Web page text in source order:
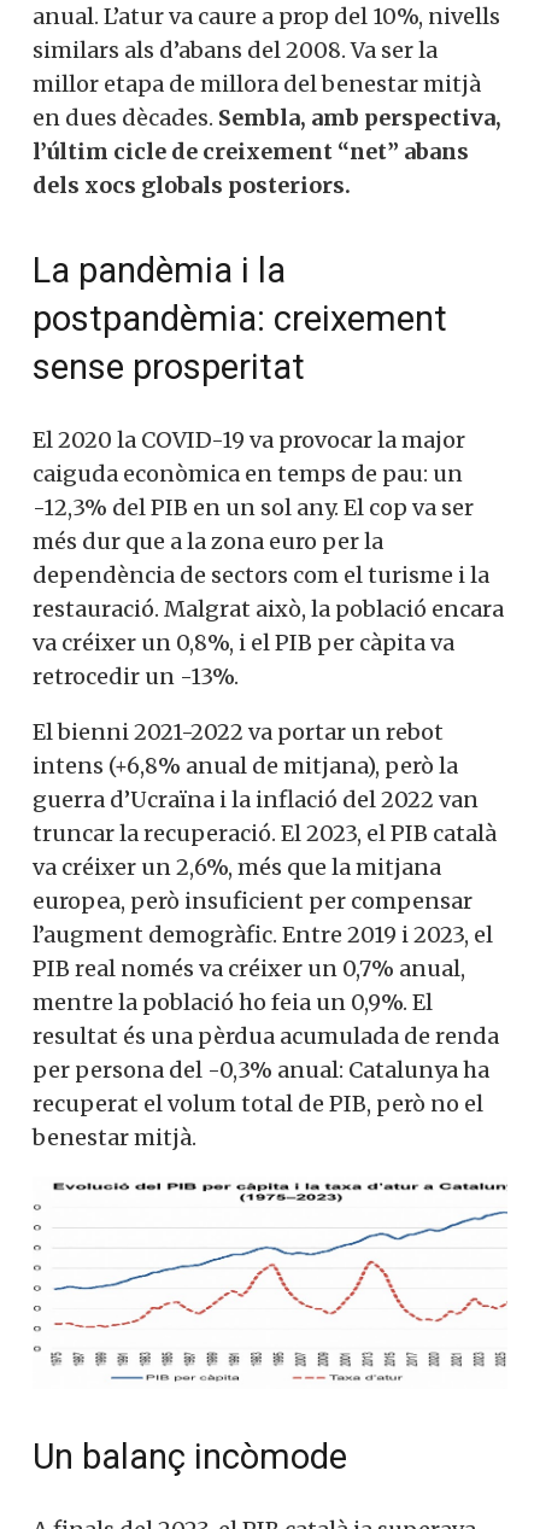
anual. L’atur va caure a prop del 10%, nivells
similars als d’abans del 2008. Va ser la
millor etapa de millora del benestar mitjà
en dues dècades. Sembla, amb perspectiva,
l’últim cicle de creixement “net” abans
dels xocs globals posteriors.
La pandèmia i la
postpandèmia: creixement
sense prosperitat
El 2020 la COVID-19 va provocar la major
caiguda econòmica en temps de pau: un
-12,3% del PIB en un sol any. El cop va ser
més dur que a la zona euro per la
dependència de sectors com el turisme i la
restauració. Malgrat això, la població encara
va créixer un 0,8%, i el PIB per càpita va
retrocedir un -13%.
El bienni 2021-2022 va portar un rebot
intens (+6,8% anual de mitjana), però la
guerra d’Ucraïna i la inflació del 2022 van
truncar la recuperació. El 2023, el PIB català
va créixer un 2,6%, més que la mitjana
europea, però insuficient per compensar
l’augment demogràfic. Entre 2019 i 2023, el
PIB real només va créixer un 0,7% anual,
mentre la població ho feia un 0,9%. El
resultat és una pèrdua acumulada de renda
per persona del -0,3% anual: Catalunya ha
recuperat el volum total de PIB, però no el
benestar mitjà.
Un balanç incòmode